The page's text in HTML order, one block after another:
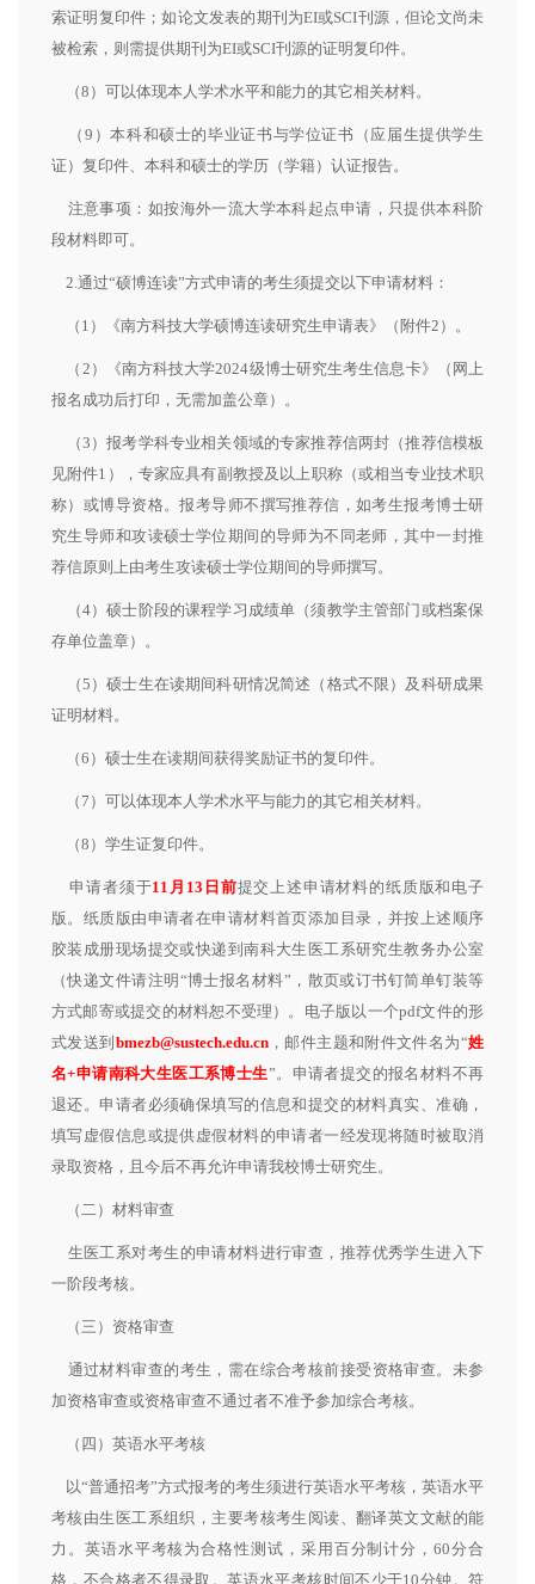
索证明复印件；如论文发表的期刊为EI或SCI刊源，但论文尚未
被检索，则需提供期刊为EI或SCI刊源的证明复印件。
（8）可以体现本人学术水平和能力的其它相关材料。
（9）本科和硕士的毕业证书与学位证书（应届生提供学生
证）复印件、本科和硕士的学历（学籍）认证报告。
注意事项：如按海外一流大学本科起点申请，只提供本科阶
段材料即可。
2.通过“硕博连读”方式申请的考生须提交以下申请材料：
（1）《南方科技大学硕博连读研究生申请表》（附件2）。
（2）《南方科技大学2024级博士研究生考生信息卡》（网上
报名成功后打印，无需加盖公章）。
（3）报考学科专业相关领域的专家推荐信两封（推荐信模板
见附件1），专家应具有副教授及以上职称（或相当专业技术职
称）或博导资格。报考导师不撰写推荐信，如考生报考博士研
究生导师和攻读硕士学位期间的导师为不同老师，其中一封推
荐信原则上由考生攻读硕士学位期间的导师撰写。
（4）硕士阶段的课程学习成绩单（须教学主管部门或档案保
存单位盖章）。
（5）硕士生在读期间科研情况简述（格式不限）及科研成果
证明材料。
（6）硕士生在读期间获得奖励证书的复印件。
（7）可以体现本人学术水平与能力的其它相关材料。
（8）学生证复印件。
申请者须于11月13日前提交上述申请材料的纸质版和电子
版。纸质版由申请者在申请材料首页添加目录，并按上述顺序
胶装成册现场提交或快递到南科大生医工系研究生教务办公室
（快递文件请注明“博士报名材料”，散页或订书钉简单钉装等
方式邮寄或提交的材料恕不受理）。电子版以一个pdf文件的形
式发送到 bmezb@sustech.edu.cn，邮件主题和附件文件名为“姓
名+申请南科大生医工系博士生”。申请者提交的报名材料不再
退还。申请者必须确保填写的信息和提交的材料真实、准确，
填写虚假信息或提供虚假材料的申请者一经发现将随时被取消
录取资格，且今后不再允许申请我校博士研究生。
（二）材料审查
生医工系对考生的申请材料进行审查，推荐优秀学生进入下
一阶段考核。
（三）资格审查
通过材料审查的考生，需在综合考核前接受资格审查。未参
加资格审查或资格审查不通过者不准予参加综合考核。
（四）英语水平考核
以“普通招考”方式报考的考生须进行英语水平考核，英语水平
考核由生医工系组织，主要考核考生阅读、翻译英文文献的能
力。英语水平考核为合格性测试，采用百分制计分，60分合
格，不合格者不得录取。英语水平考核时间不少于10分钟。符